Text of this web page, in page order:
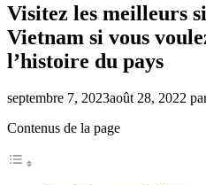
Visitez les meilleurs
Vietnam si vous
l’histoire du pays
septembre 7, 2023août 28, 2022
Contenus de la page